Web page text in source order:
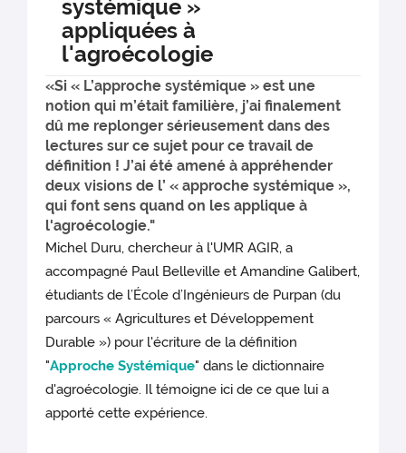
systémique »
appliquées à
l'agroécologie
«Si « L’approche systémique » est une
notion qui m’était familière, j’ai finalement
dû me replonger sérieusement dans des
lectures sur ce sujet pour ce travail de
définition ! J’ai été amené à appréhender
deux visions de l’ « approche systémique »,
qui font sens quand on les applique à
l'agroécologie."
Michel Duru, chercheur à l'UMR AGIR, a
accompagné Paul Belleville et Amandine Galibert,
étudiants de l’École d’Ingénieurs de Purpan (du
parcours « Agricultures et Développement
Durable ») pour l'écriture de la définition
"Approche Systémique" dans le dictionnaire
d'agroécologie. Il témoigne ici de ce que lui a
apporté cette expérience.